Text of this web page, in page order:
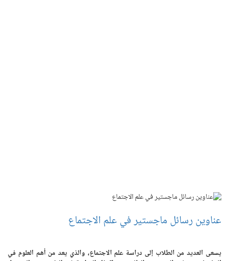
عناوين رسائل ماجستير في علم الاجتماع
يسعى العديد من الطلاب إلى دراسة علم الاجتماع، والذي يعد من أهم العلوم في